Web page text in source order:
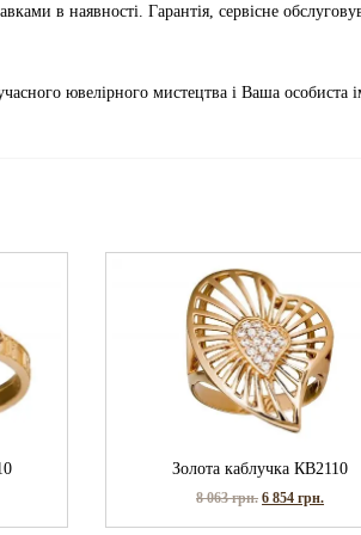
в наявності. Гарантія, сервісне
ювелірного мистецтва і Ваша особиста
Золота каблучка КВ2110
8 063грн. 6 854грн.